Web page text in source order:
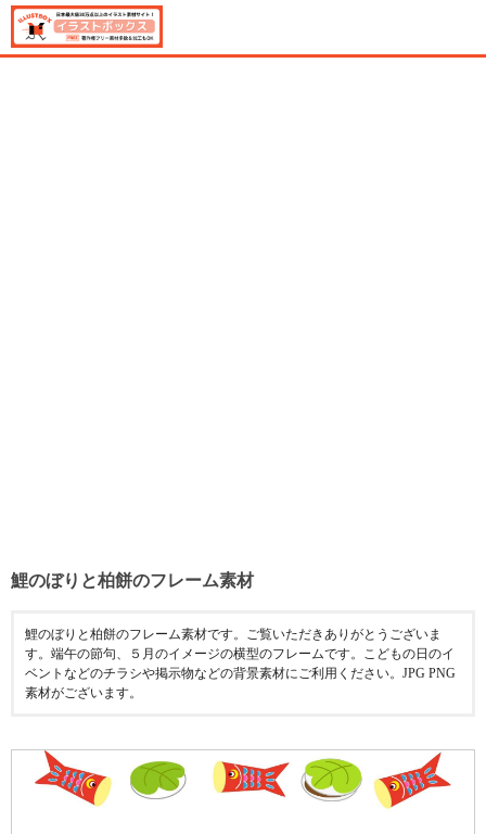
鯉のぼりと柏餅のフレーム素材
鯉のぼりと柏餅のフレーム素材です。ご覧いただきありがとうございま
す。端午の節句、５月のイメージの横型のフレームです。こどもの日のイ
ベントなどのチラシや掲示物などの背景素材にご利用ください。JPG PNG
素材がございます。